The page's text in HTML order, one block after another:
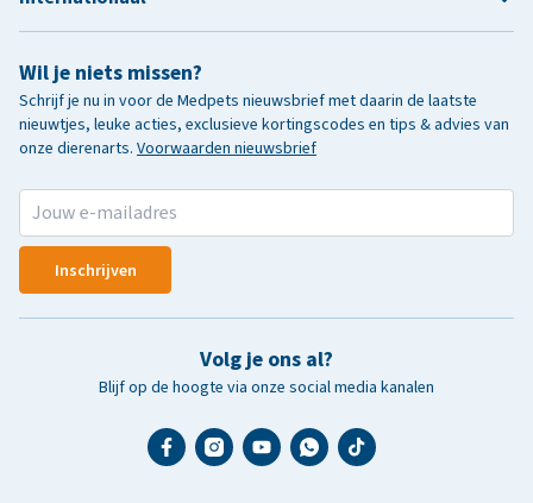
Wil je niets missen?
Schrijf je nu in voor de Medpets nieuwsbrief met daarin de laatste
nieuwtjes, leuke acties, exclusieve kortingscodes en tips & advies van
onze dierenarts. Voorwaarden nieuwsbrief
Inschrijven
Volg je ons al?
Blijf op de hoogte via onze social media kanalen